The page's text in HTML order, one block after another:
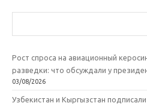
Рост спроса на авиационный
разведки: что обсуждали у
03/08/2026
Узбекистан и Кыргызстан